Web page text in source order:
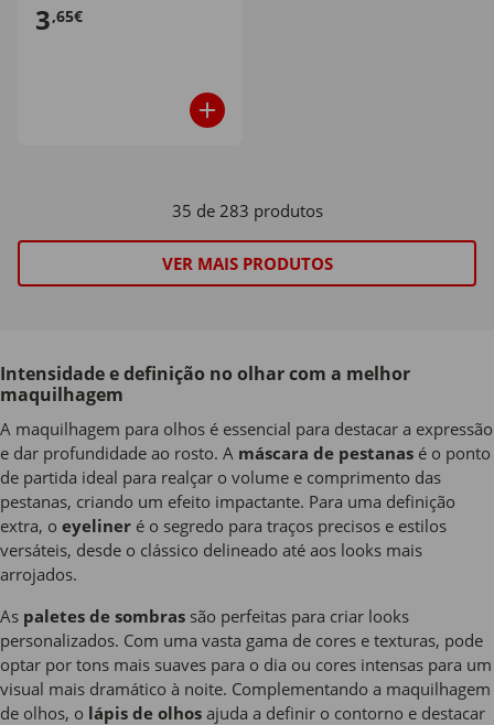
3,65€
35 de 283 produtos
VER MAIS PRODUTOS
Intensidade e definição no olhar com a melhor
maquilhagem
A maquilhagem para olhos é essencial para destacar a expressão
e dar profundidade ao rosto. A máscara de pestanas é o ponto
de partida ideal para realçar o volume e comprimento das
pestanas, criando um efeito impactante. Para uma definição
extra, o eyeliner é o segredo para traços precisos e estilos
versáteis, desde o clássico delineado até aos looks mais
arrojados.
As paletes de sombras são perfeitas para criar looks
personalizados. Com uma vasta gama de cores e texturas, pode
optar por tons mais suaves para o dia ou cores intensas para um
visual mais dramático à noite. Complementando a maquilhagem
de olhos, o lápis de olhos ajuda a definir o contorno e destacar